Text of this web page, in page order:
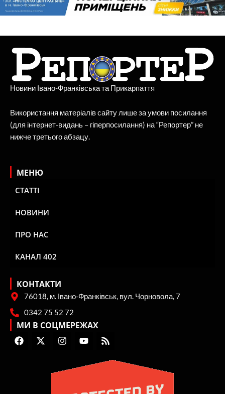
Новини Івано-Франківська та Прикарпаття
Використання матеріалів сайту лише за умови посилання
(для інтернет-видань – гіперпосилання) на “Репортер” не
нижче третього абзацу.
МЕНЮ
СТАТТІ
НОВИНИ
ПРО НАС
КАНАЛ 402
КОНТАКТИ
76018, м. Івано-Франківськ, вул. Чорновола, 7
0342 75 52 72
МИ В СОЦМЕРЕЖАХ
F
a
X
-
I
n
a
Y
o
t
e
R
s